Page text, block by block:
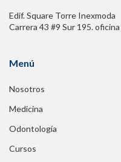
Edif. Square Torre Inexmoda
Carrera 43 #9 Sur 195.
Menú
Nosotros
Medicina
Odontología
Cursos